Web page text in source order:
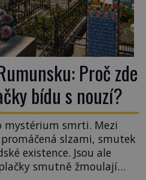
Proč zde
bídu s nouzí?
smrti. Mezi
slzami, smutek
existence. Jsou ale
smutně žmoulají